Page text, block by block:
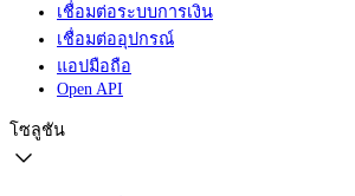
เชื่อมต่อระบบการเงิน
เชื่อมต่ออุปกรณ์
แอปมือถือ
Open API
โซลูชัน